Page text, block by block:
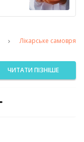
Лікарське
ЧИТАТИ ПІЗНІШЕ